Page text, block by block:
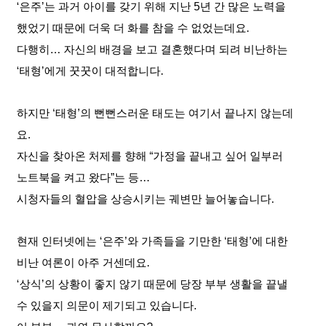
‘은주’는 과거 아이를 갖기 위해 지난 5년 간 많은 노력을
했었기 때문에 더욱 더 화를 참을 수 없었는데요.
다행히… 자신의 배경을 보고 결혼했다며 되려 비난하는
‘태형’에게 꿋꿋이 대적합니다.
하지만 ‘태형’의 뻔뻔스러운 태도는 여기서 끝나지 않는데
요.
자신을 찾아온 처제를 향해 “가정을 끝내고 싶어 일부러
노트북을 켜고 왔다”는 등…
시청자들의 혈압을 상승시키는 궤변만 늘어놓습니다.
현재 인터넷에는 ‘은주’와 가족들을 기만한 ‘태형’에 대한
비난 여론이 아주 거센데요.
‘상식’의 상황이 좋지 않기 때문에 당장 부부 생활을 끝낼
수 있을지 의문이 제기되고 있습니다.